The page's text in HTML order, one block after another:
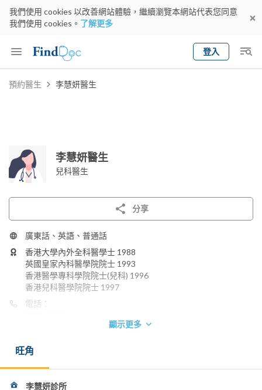
我們使用 cookies 以改善網站體驗，繼續瀏覽本網站代表您同意
我們使用 cookies。 了解更多
登入
Keyword
預約醫生 李慧妍醫生
李慧妍醫生
兒科醫生
分享
廣東話、英語、普通話
香港大學內外全科醫學士 1988
英國皇家內科醫學院院士 1993
香港醫學專科學院院士(兒科) 1996
香港兒科醫學院院士 1997
電話：
香港浸信會醫院
仁安醫院
顯示更多
旺角
李慧妍診所